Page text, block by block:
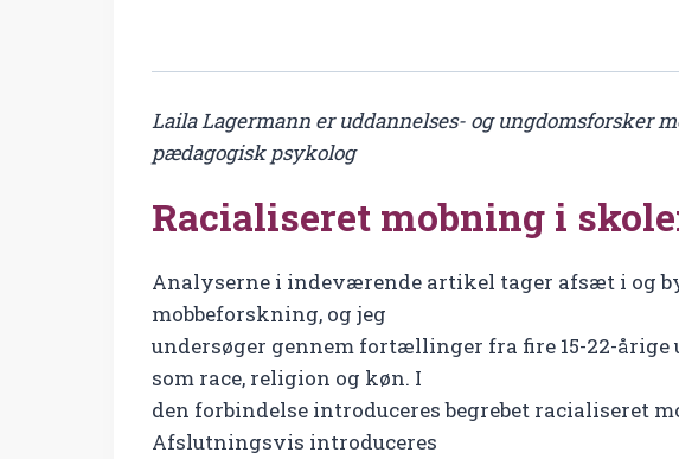
Laila Lagermann er uddannelses- og ungdomsforsker
pædagogisk psykolog
Racialiseret mobning i
Analyserne i indeværende artikel tager afsæt i og
mobbeforskning, og jeg
undersøger gennem fortællinger fra fire 15-22-
som race, religion og køn. I
den forbindelse introduceres begrebet racialiseret
Afslutningsvis introduceres